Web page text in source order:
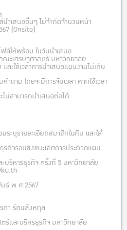
ำเสนออื่นๆ ไม่จำกัดจำนวนหน้า
ฟล์ให้พร้อม ในวันนำเสนอ
(Onsite)
ณะเศรษฐศาสตร์ มหาวิทยาลัย
ละใช้เวลาการนำเสนอแผนงานไม่เกิน
ถาม โดยจะมีการจับเวลา หากใช้เวลา
ม่สามารถนำเสนอต่อได้
ะบุรายละเอียดสมาชิกในทีม และใส่
กิจรอบชิงชนะเลิศการประกวดแผน
บริหารธุรกิจ ครั้งที่ 5 มหาวิทยาลัย
ธ์ พ.ศ.2567
ตา รัตนสิงหกุล
ร์และบริหรธุรกิจ มหาวิทยาลัย